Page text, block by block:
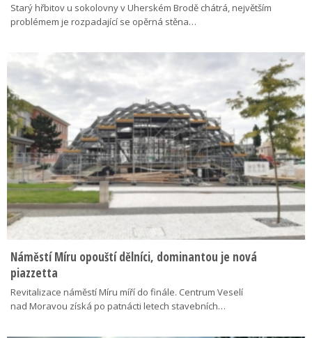
Starý hřbitov u sokolovny v Uherském Brodě chátrá, největším
problémem je rozpadající se opěrná stěna…
Náměstí Míru opouští dělníci, dominantou je nová
piazzetta
Revitalizace náměstí Míru míří do finále. Centrum Veselí
nad Moravou získá po patnácti letech stavebních…